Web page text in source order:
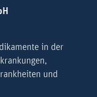
in der
und